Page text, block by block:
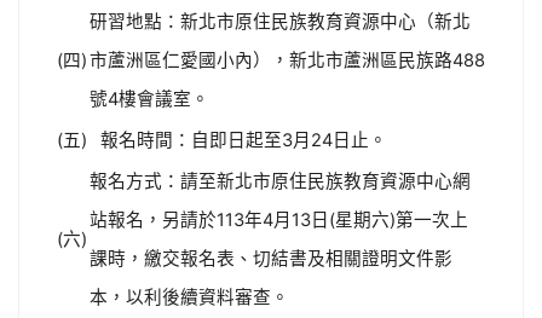
(四)
研習地點：新北市原住民族教育資源中心（新北
市蘆洲區仁愛國小內），新北市蘆洲區民族路488
號4樓會議室。
(五)
報名時間：自即日起至3月24日止。
(六)
報名方式：請至新北市原住民族教育資源中心網
站報名，另請於113年4月13日(星期六)第一次上
課時，繳交報名表、切結書及相關證明文件影
本，以利後續資料審查。